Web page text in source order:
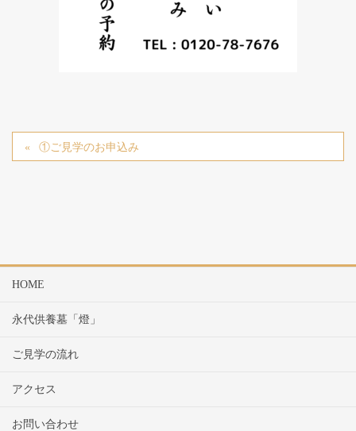
①ご見学のお申込み
HOME
永代供養墓「燈」
ご見学の流れ
アクセス
お問い合わせ